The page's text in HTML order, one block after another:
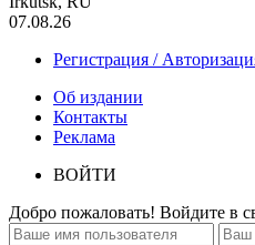
07.08.26
Регистрация /
Об издании
Контакты
Реклама
ВОЙТИ
Добро пожаловать! Войдите в